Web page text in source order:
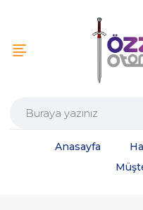
Anasayfa